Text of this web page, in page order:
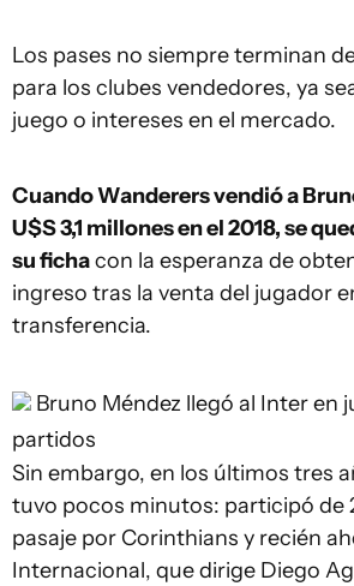
Los pases no siempre terminan
para los clubes vendedores, ya
juego o intereses en el mercado.
Cuando Wanderers vendió a
U$S 3,1 millones en el 2018, se
su fichacon la esperanza de
ingreso tras la venta del jugador
transferencia.
Bruno Méndez llegó al Inter en
partidos
Sin embargo, en los últimos tres
tuvo pocos minutos: participó de
pasaje por Corinthians y recién
Internacional, que dirige Diego